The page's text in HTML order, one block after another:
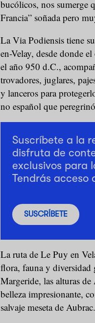
bucólicos, nos sumerge
Francia” soñada pero
La Via Podiensis tiene
en-Velay, desde donde
el año 950 d.C.,
trovadores, juglares,
y lanceros para
no español que
Suscríbete a la
disfruta de
exclusivos para
Tendrás acceso
SUSCRÍBETE
La ruta de Le Puy en
flora, fauna y diversidad
Margeride, las alturas
belleza impresionante,
salvaje meseta de Aubrac.